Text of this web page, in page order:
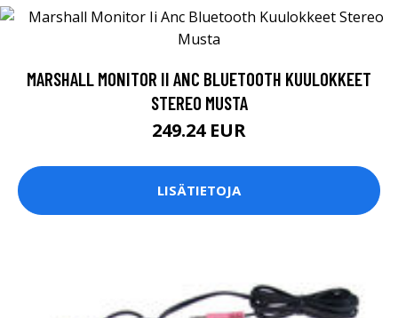
MARSHALL MONITOR II ANC BLUETOOTH KUULOKKEET
STEREO MUSTA
249.24 EUR
LISÄTIETOJA